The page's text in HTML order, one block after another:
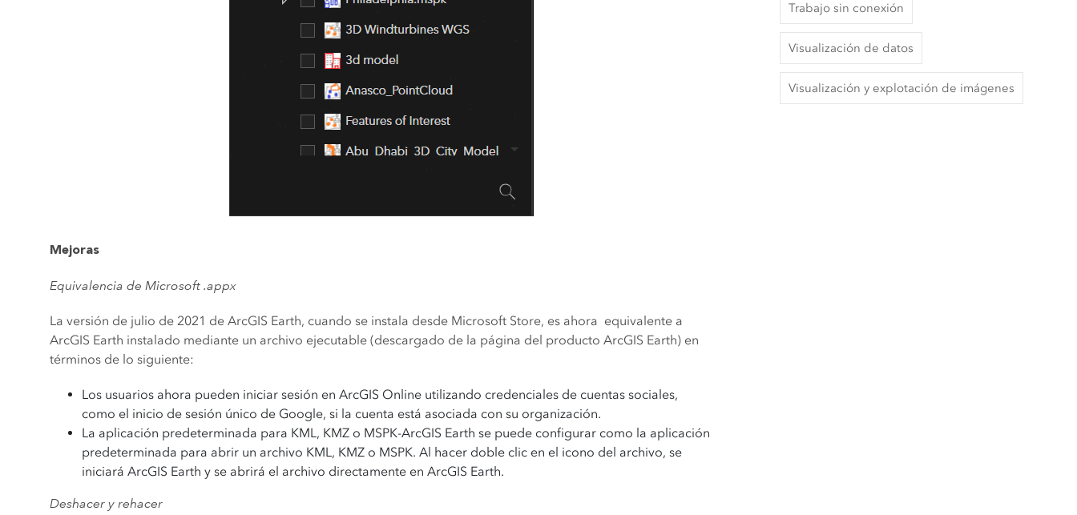
Mejoras
Equivalencia de Microsoft .appx
La versión de julio de 2021 de ArcGIS Earth, cuando se instala desde Microsoft Store, es ahora equivalente a
ArcGIS Earth instalado mediante un archivo ejecutable (descargado de la página del producto ArcGIS Earth) en
términos de lo siguiente:
Los usuarios ahora pueden iniciar sesión en ArcGIS Online utilizando credenciales de cuentas sociales,
como el inicio de sesión único de Google, si la cuenta está asociada con su organización.
La aplicación predeterminada para KML, KMZ o MSPK-ArcGIS Earth se puede configurar como la aplicación
predeterminada para abrir un archivo KML, KMZ o MSPK. Al hacer doble clic en el icono del archivo, se
iniciará ArcGIS Earth y se abrirá el archivo directamente en ArcGIS Earth.
Deshacer y rehacer
Trabajo sin conexión
Visualización de datos
Visualización y explotación de imágenes